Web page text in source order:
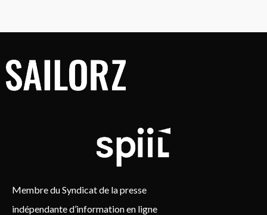
Membre du Syndicat de la presse
indépendante d’information en ligne